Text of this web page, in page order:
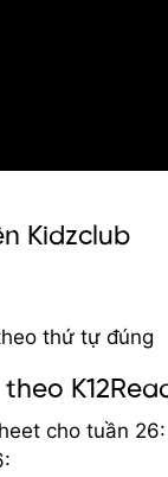
Kidzclub
thứ tự đúng
cho tuần